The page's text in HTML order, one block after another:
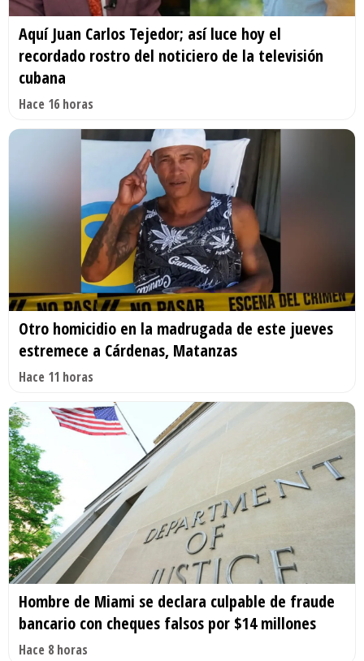
Aquí Juan Carlos Tejedor; así luce hoy el
recordado rostro del noticiero de la televisión
cubana
Hace 16 horas
Otro homicidio en la madrugada de este jueves
estremece a Cárdenas, Matanzas
Hace 11 horas
Hombre de Miami se declara culpable de fraude
bancario con cheques falsos por $14 millones
Hace 8 horas